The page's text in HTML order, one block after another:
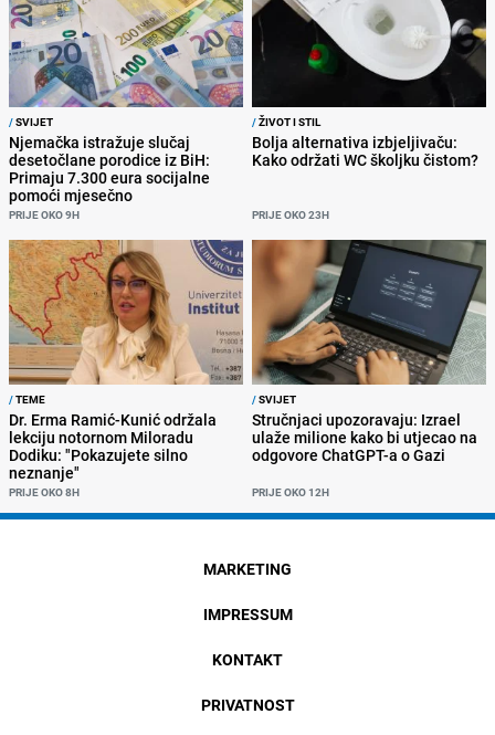
/SVIJET
Njemačka istražuje slučaj
desetočlane porodice iz BiH:
Primaju 7.300 eura socijalne
pomoći mjesečno
PRIJE OKO 9H
/ŽIVOT I STIL
Bolja alternativa izbjeljivaču:
Kako održati WC školjku čistom?
PRIJE OKO 23H
/TEME
Dr. Erma Ramić-Kunić održala
lekciju notornom Miloradu
Dodiku: "Pokazujete silno
neznanje"
PRIJE OKO 8H
/SVIJET
Stručnjaci upozoravaju: Izrael
ulaže milione kako bi utjecao na
odgovore ChatGPT-a o Gazi
PRIJE OKO 12H
MARKETING
IMPRESSUM
KONTAKT
PRIVATNOST